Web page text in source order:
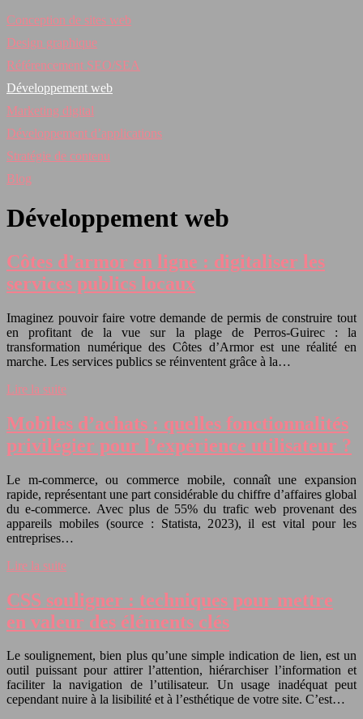
Conception de sites web
Design graphique
Référencement SEO/SEA
Développement web
Marketing digital
Développement d’applications
Stratégie de contenu
Blog
Développement web
Côtes d’armor en ligne : digitaliser les
services publics locaux
Imaginez pouvoir faire votre demande de permis de construire tout
en profitant de la vue sur la plage de Perros-Guirec : la
transformation numérique des Côtes d’Armor est une réalité en
marche. Les services publics se réinventent grâce à la…
Lire la suite
Mobiles d’achats : quelles fonctionnalités
privilégier pour l’expérience utilisateur ?
Le m-commerce, ou commerce mobile, connaît une expansion
rapide, représentant une part considérable du chiffre d’affaires global
du e-commerce. Avec plus de 55% du trafic web provenant des
appareils mobiles (source : Statista, 2023), il est vital pour les
entreprises…
Lire la suite
CSS souligner : techniques pour mettre
en valeur des éléments clés
Le soulignement, bien plus qu’une simple indication de lien, est un
outil puissant pour attirer l’attention, hiérarchiser l’information et
faciliter la navigation de l’utilisateur. Un usage inadéquat peut
cependant nuire à la lisibilité et à l’esthétique de votre site. C’est…